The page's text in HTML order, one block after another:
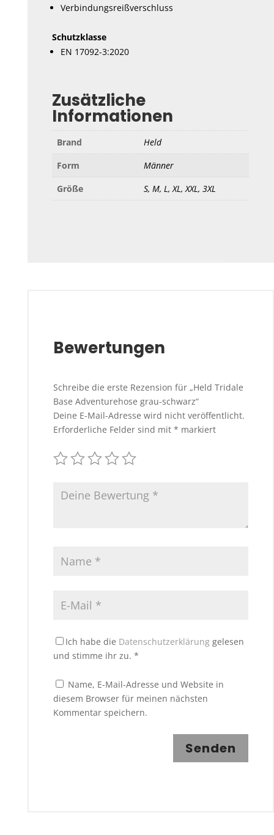
Verbindungsreißverschluss
Schutzklasse
EN 17092-3:2020
Zusätzliche
Informationen
Brand
Held
Form
Männer
Größe
S, M, L, XL, XXL, 3XL
Bewertungen
Schreibe die erste Rezension für „Held Tridale
Base Adventurehose grau-schwarz“
Deine E-Mail-Adresse wird nicht veröffentlicht.
Erforderliche Felder sind mit * markiert
Ich habe die Datenschutzerklärunggelesen
und stimme ihr zu. *
Name, E-Mail-Adresse und Website in
diesem Browser für meinen nächsten
Kommentar speichern.
Senden